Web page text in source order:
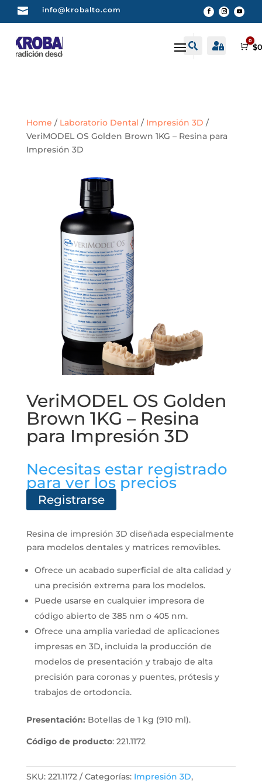
 info@krobalto.com
 Buscar
 Cuenta
0
$
Home / Laboratorio Dental / Impresión 3D /
VeriMODEL OS Golden Brown 1KG – Resina para
Impresión 3D
VeriMODEL OS Golden
Brown 1KG – Resina
para Impresión 3D
Necesitas estar registrado
para ver los precios
Registrarse
Resina de impresión 3D diseñada especialmente
para modelos dentales y matrices removibles.
Ofrece un acabado superficial de alta calidad y
una precisión extrema para los modelos.
Puede usarse en cualquier impresora de
código abierto de 385 nm o 405 nm.
Ofrece una amplia variedad de aplicaciones
impresas en 3D, incluida la producción de
modelos de presentación y trabajo de alta
precisión para coronas y puentes, prótesis y
trabajos de ortodoncia.
Presentación: Botellas de 1 kg (910 ml).
Código de producto: 221.1172
SKU: 221.1172 Categorías: Impresión 3D,